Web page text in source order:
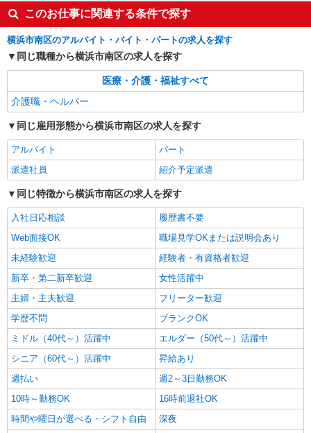
キープ
株式会社kotrio /●YK-S-2096793
正社員で採用します。最短2週間で内定でま
す。就労支援STAFF募集
【正社員】月給240,000〜400,000円 ・基本
給：200,000円〜220,000円 ・資格手当：10,000〜
30,000円 ・役職手当：10,000〜70,000円 ・処遇改
善手当：20,000〜60,000円（勤続年数、保有資格
により変動） ・固定残業手当：20,000円（10時
間） ※固定残業時間を超過する場合には超過勤務
（上記給与とは別に支給） 下記資格をお持ちの方
歓迎 ・認知症介護基礎研修 ・初任者研修 ・実務
者研修 ・介護福祉士 など
神奈川県横浜市南区
詳細を見る
このお仕事に関連する条件で探す
横浜市南区のアルバイト・バイト・パートの求人を探す
同じ職種から横浜市南区の求人を探す
医療・介護・福祉すべて
介護職・ヘルパー
同じ雇用形態から横浜市南区の求人を探す
アルバイト
パート
派遣社員
紹介予定派遣
同じ特徴から横浜市南区の求人を探す
入社日応相談
履歴書不要
Web面接OK
職場見学OKまたは説明会あり
未経験歓迎
経験者・有資格者歓迎
新卒・第二新卒歓迎
女性活躍中
主婦・主夫歓迎
フリーター歓迎
学歴不問
ブランクOK
ミドル（40代～）活躍中
エルダー（50代～）活躍中
シニア（60代～）活躍中
昇給あり
週払い
週2～3日勤務OK
10時～勤務OK
16時前退社OK
時間や曜日が選べる・シフト自由
深夜